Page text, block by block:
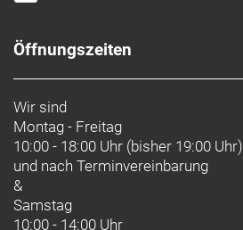
Öffnungszeiten
Wir sind
Montag - Freitag
10:00 - 18:00 Uhr (bisher 19:00 Uhr)
und nach Terminvereinbarung
&
Samstag
10:00 - 14:00 Uhr